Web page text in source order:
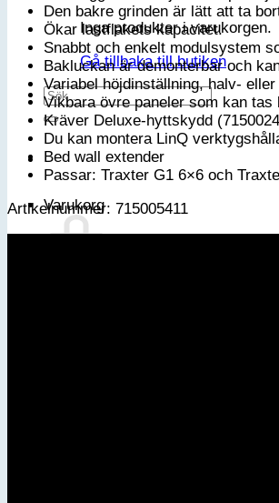
Inga produkter i varukorgen.
Gå tillbaka till butiken
Sök
efter:
Varukorg
Den bakre grinden är lätt att ta
Ökar lastflakets kapacitet.
Snabbt och enkelt modulsystem
Bakluckan är demonterbar och
Variabel höjdinställning, halv-
Vikbara övre paneler som kan tas
Kräver Deluxe-hyttskydd
Du kan montera LinQ
Bed wall extender
Passar: Traxter G1 6×6 och
Artikelnummer: 715005411